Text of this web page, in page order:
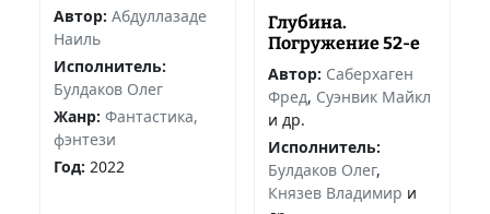
Автор: Абдуллазаде
Наиль
Исполнитель:
Булдаков Олег
Жанр: Фантастика,
фэнтези
Год: 2022
Глубина.
Погружение 52-е
Автор: Саберхаген
Фред, Суэнвик Майкл
и др.
Исполнитель:
Булдаков Олег,
Князев Владимир и